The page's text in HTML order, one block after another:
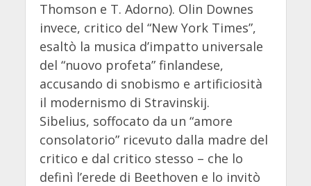
Thomson e T. Adorno). Olin Downes
invece, critico del “New York Times”,
esaltò la musica d’impatto universale
del “nuovo profeta” finlandese,
accusando di snobismo e artificiosità
il modernismo di Stravinskij.
Sibelius, soffocato da un “amore
consolatorio” ricevuto dalla madre del
critico e dal critico stesso – che lo
definì l’erede di Beethoven e lo invitò